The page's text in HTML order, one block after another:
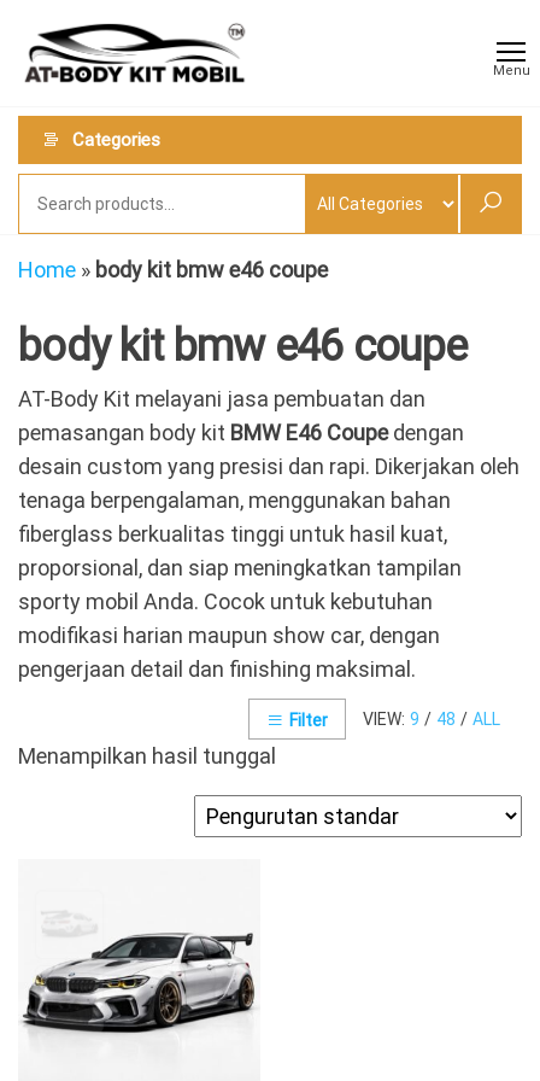
the
content
Kit
Mobil
Menu
Categories
Home » body kit bmw e46 coupe
body kit bmw e46 coupe
AT-Body Kit melayani jasa pembuatan dan
pemasangan body kit BMW E46 Coupedengan
desain custom yang presisi dan rapi. Dikerjakan oleh
tenaga berpengalaman, menggunakan bahan
fiberglass berkualitas tinggi untuk hasil kuat,
proporsional, dan siap meningkatkan tampilan
sporty mobil Anda. Cocok untuk kebutuhan
modifikasi harian maupun show car, dengan
pengerjaan detail dan finishing maksimal.
VIEW: 9 / 48 / ALL
Filter
Menampilkan hasil tunggal